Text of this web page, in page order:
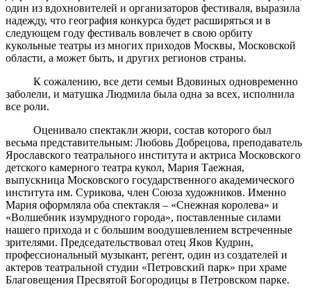
один из вдохновителей и организаторов фестиваля, выразила
надежду, что география конкурса будет расширяться и в
следующем году фестиваль вовлечет в свою орбиту
кукольные театры из многих приходов Москвы, Московской
области, а может быть, и других регионов страны.
К сожалению, все дети семьи Вдовиных одновременно
заболели, и матушка Людмила была одна за всех, исполнила
все роли.
Оценивало спектакли жюри, состав которого был
весьма представительным: Любовь Добрецова, преподаватель
Ярославского театрального института и актриса Московского
детского камерного театра кукол, Мария Таежная,
выпускница Московского государственного академического
института им. Сурикова, член Союза художников. Именно
Мария оформляла оба спектакля – «Снежная королева» и
«Волшебник изумрудного города», поставленные силами
нашего прихода и с большим воодушевлением встреченные
зрителями. Председательствовал отец Яков Кудрин,
профессиональный музыкант, регент, один из создателей и
актеров театральной студии «Петровский парк» при храме
Благовещения Пресвятой Богородицы в Петровском парке.